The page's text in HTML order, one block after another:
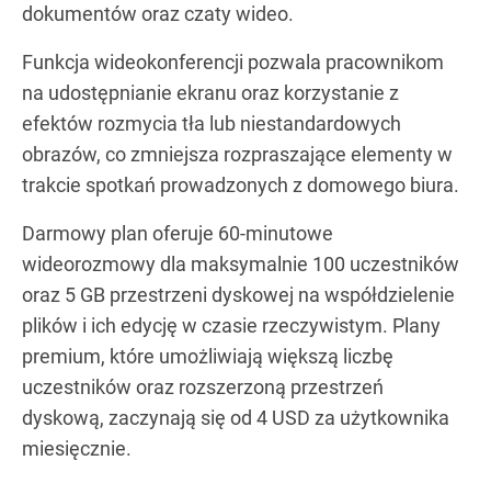
dokumentów oraz czaty wideo.
Funkcja wideokonferencji pozwala pracownikom
na udostępnianie ekranu oraz korzystanie z
efektów rozmycia tła lub niestandardowych
obrazów, co zmniejsza rozpraszające elementy w
trakcie spotkań prowadzonych z domowego biura.
Darmowy plan oferuje 60-minutowe
wideorozmowy dla maksymalnie 100 uczestników
oraz 5 GB przestrzeni dyskowej na współdzielenie
plików i ich edycję w czasie rzeczywistym. Plany
premium, które umożliwiają większą liczbę
uczestników oraz rozszerzoną przestrzeń
dyskową, zaczynają się od 4 USD za użytkownika
miesięcznie.